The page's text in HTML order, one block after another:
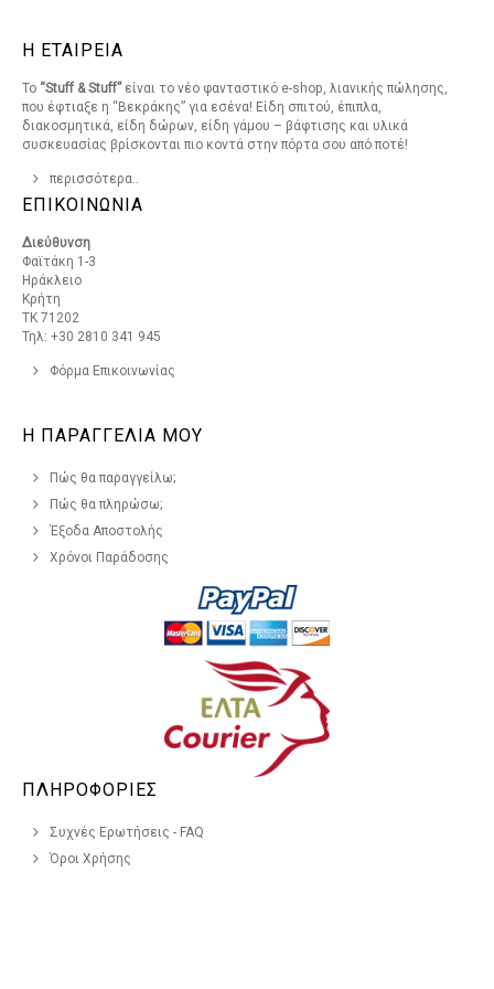
Η ΕΤΑΙΡΕΙΑ
Το “Stuff & Stuff”είναι το νέο φανταστικό e-shop, λιανικής πώλησης,
που έφτιαξε η “Βεκράκης” για εσένα! Είδη σπιτού, έπιπλα,
διακοσμητικά, είδη δώρων, είδη γάμου – βάφτισης και υλικά
συσκευασίας βρίσκονται πιο κοντά στην πόρτα σου από ποτέ!
περισσότερα..
ΕΠΙΚΟΙΝΩΝΙΑ
Διεύθυνση
Φαϊτάκη 1-3
Ηράκλειο
Κρήτη
ΤΚ 71202
Τηλ: +30 2810 341 945
Φόρμα Επικοινωνίας
Η ΠΑΡΑΓΓΕΛΙΑ ΜΟΥ
Πώς θα παραγγείλω;
Πώς θα πληρώσω;
Έξοδα Αποστολής
Χρόνοι Παράδοσης
ΠΛΗΡΟΦΟΡΙΕΣ
Συχνές Ερωτήσεις - FAQ
Όροι Χρήσης